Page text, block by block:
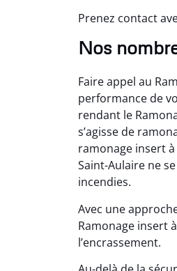
Prenez contact
Nos
Faire appel au
performance de
rendant le
s’agisse de
ramonage insert
Saint-Aulaire ne
incendies.
Avec une
Ramonage insert
l’encrassement.